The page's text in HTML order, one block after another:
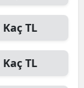
Kaç TL
Kaç TL